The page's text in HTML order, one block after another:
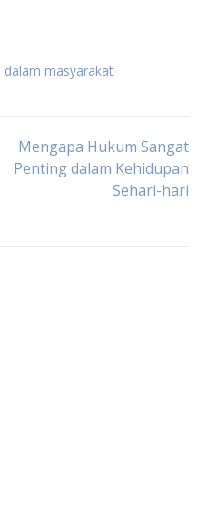
dalam masyarakat
Mengapa Hukum Sangat
Penting dalam Kehidupan
Sehari-hari